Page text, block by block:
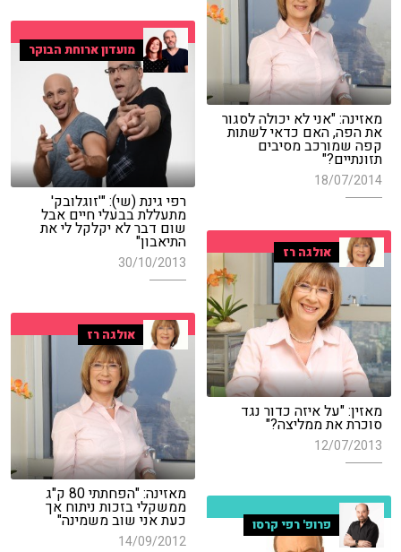
מאזינה: "אני לא יכולה לסגור
את הפה, האם כדאי לשתות
קפה שמורכב מסיבים
תזונתיים?"
18/07/2014
מועדון ארוחת הבוקר
רפי גינת (שי): "'זוגלובק'
מתעללת בבעלי חיים אבל
שום דבר לא יקלקל לי את
התיאבון"
30/10/2013
אולגה רז
מאזין: "על איזה כדור נגד
סוכרת את ממליצה?"
12/07/2013
אולגה רז
מאזינה: "הפחתתי 80 ק"ג
ממשקלי בזכות ניתוח אך
כעת אני שוב משמינה"
14/09/2012
פרופ' רפי קרסו